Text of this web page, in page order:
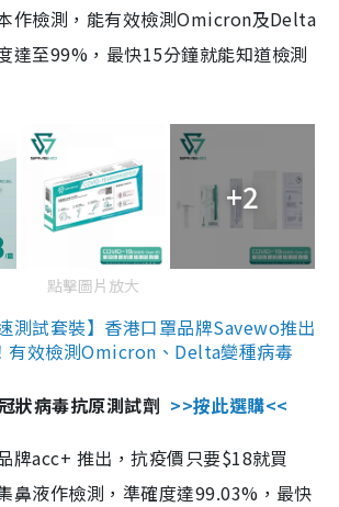
作檢測，能有效檢測Omicron及Delta
達至99%，最快15分鐘就能知道檢測
+2
點擊圖片放大
測試套裝】香港口罩品牌Savewo推出
有效檢測Omicron、Delta變種病毒
狀病毒抗原測試劑 >>按此選購<<
牌acc+ 推出，抗疫價只要$18就買
鼻液作檢測，準確度達99.03%，最快